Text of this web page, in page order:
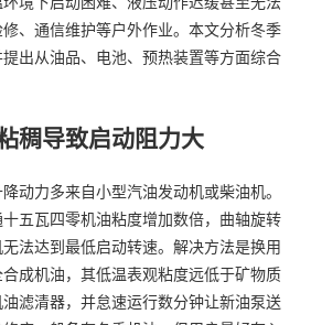
、通信维护等户外作业。本文分析冬季
出从油品、电池、预热装置等方面综合
稠导致启动阻力大
动力多来自小型汽油发动机或柴油机。
五瓦四零机油粘度增加数倍，曲轴旋转
法达到最低启动转速。解决方法是换用
成机油，其低温表观粘度远低于矿物质
滤清器，并怠速运行数分钟让新油泵送